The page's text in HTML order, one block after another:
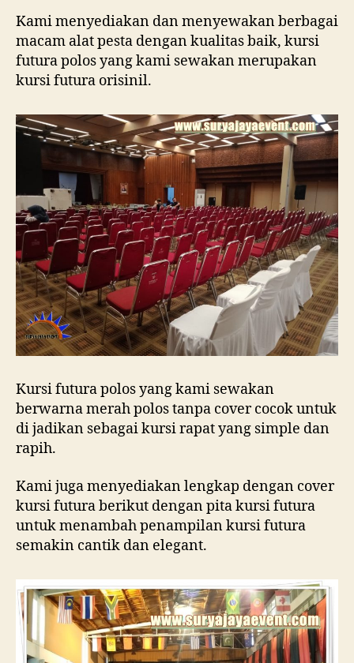
Kami menyediakan dan menyewakan berbagai
macam alat pesta dengan kualitas baik, kursi
futura polos yang kami sewakan merupakan
kursi futura orisinil.
Kursi futura polos yang kami sewakan
berwarna merah polos tanpa cover cocok untuk
di jadikan sebagai kursi rapat yang simple dan
rapih.
Kami juga menyediakan lengkap dengan cover
kursi futura berikut dengan pita kursi futura
untuk menambah penampilan kursi futura
semakin cantik dan elegant.